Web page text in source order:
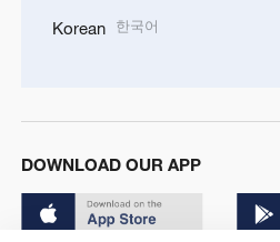
Korean 한국어
DOWNLOAD OUR APP